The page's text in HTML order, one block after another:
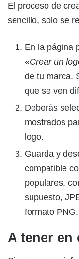
El proceso de
sencillo, solo se
En la página
«Crear un
de tu marca.
que se ven
Deberás
mostrados
logo.
Guarda y
compatible
populares,
supuesto,
formato PNG.
A tener en